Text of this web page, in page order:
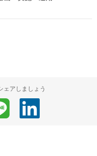
ェアしましょう